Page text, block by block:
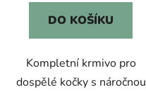
DO KOŠÍKU
Kompletní krmivo pro
dospělé kočky s náročnou